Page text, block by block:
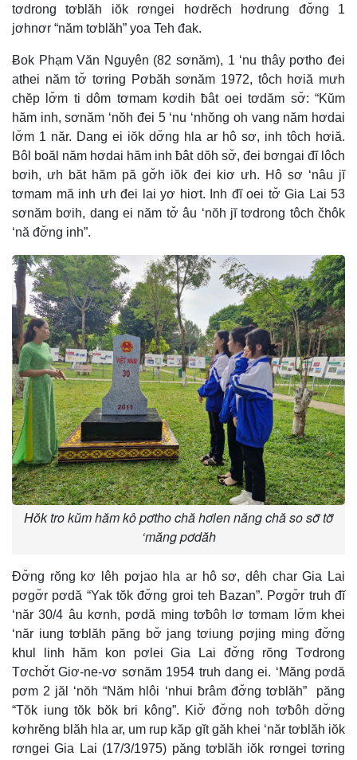
tơdrong tơblăh iŏk rơngei hơdrĕch hơdrung đơ̆ng 1
jơhnơr “năm tơblăh” yoa Teh đak.
Ƀok Phạm Văn Nguyên (82 sơnăm), 1 ‘nu thây pơtho đei
athei năm tơ̆ tơring Pơbăh sơnăm 1972, tôch hơiă mưh
chĕp lơ̆m ti dôm tơmam kơdih ƀât oei tơdăm sơ̆: “Kŭm
hăm inh, sơnăm ‘nŏh đei 5 ‘nu ‘nhŏng oh vang năm hơdai
lơ̆m 1 năr. Dang ei iŏk dơ̆ng hla ar hô sơ, inh tôch hơiă.
Bôl boăl năm hơdai hăm inh ƀât dŏh sơ̆, đei bơngai đĭ lôch
bơih, ưh băt hăm pă gơ̆h iŏk đei kiơ ưh. Hô sơ ‘nâu jĭ
tơmam mă inh ưh đei lai yơ hiơt. Inh đĭ oei tơ̆ Gia Lai 53
sơnăm bơih, dang ei năm tơ̆ âu ‘nŏh jĭ tơdrong tôch čhôk
‘nă đơ̆ng inh”.
Hŏk tro kŭm hăm kô pơtho chă hơlen năng chă so sơ̆ tơ̆
‘măng pơdăh
Đơ̆ng rŏng kơ lêh pơjao hla ar hô sơ, dêh char Gia Lai
pơgơ̆r pơdă “Yak tŏk đơ̆ng groi teh Bazan”. Pơgơ̆r truh đĭ
‘năr 30/4 âu kơnh, pơdă ming tơƀôh lơ tơmam lơ̆m khei
‘năr iung tơblăh păng bơ̆ jang tơiung pơjing ming đơ̆ng
khul linh hăm kon pơlei Gia Lai đơ̆ng rŏng Tơdrong
Tơchơ̆t Giơ-ne-vơ sơnăm 1954 truh dang ei. ‘Măng pơdă
pơm 2 jăl ‘nŏh “Năm hlôi ‘nhui ƀrâm đơ̆ng tơblăh” păng
“Tŏk iung tŏk bŏk bri kông”. Kiơ̆ đơ̆ng noh tơƀôh dơ̆ng
kơhrĕng blăh hla ar, um rup kăp gĭt găh khei ‘năr tơblăh iŏk
rơngei Gia Lai (17/3/1975) păng tơblăh iŏk rơngei tơring